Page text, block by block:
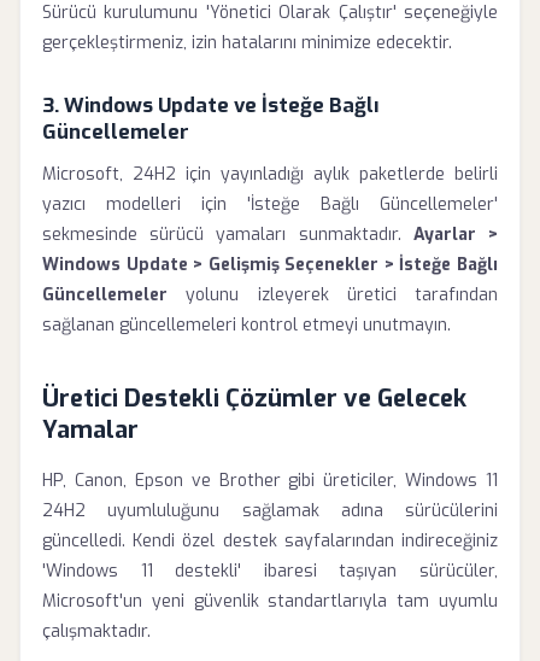
Sürücü kurulumunu 'Yönetici Olarak Çalıştır' seçeneğiyle
gerçekleştirmeniz, izin hatalarını minimize edecektir.
3. Windows Update ve İsteğe Bağlı
Güncellemeler
Microsoft, 24H2 için yayınladığı aylık paketlerde belirli
yazıcı modelleri için 'İsteğe Bağlı Güncellemeler'
sekmesinde sürücü yamaları sunmaktadır. Ayarlar >
Windows Update > Gelişmiş Seçenekler > İsteğe Bağlı
Güncellemeler yolunu izleyerek üretici tarafından
sağlanan güncellemeleri kontrol etmeyi unutmayın.
Üretici Destekli Çözümler ve Gelecek
Yamalar
HP, Canon, Epson ve Brother gibi üreticiler, Windows 11
24H2 uyumluluğunu sağlamak adına sürücülerini
güncelledi. Kendi özel destek sayfalarından indireceğiniz
'Windows 11 destekli' ibaresi taşıyan sürücüler,
Microsoft'un yeni güvenlik standartlarıyla tam uyumlu
çalışmaktadır.